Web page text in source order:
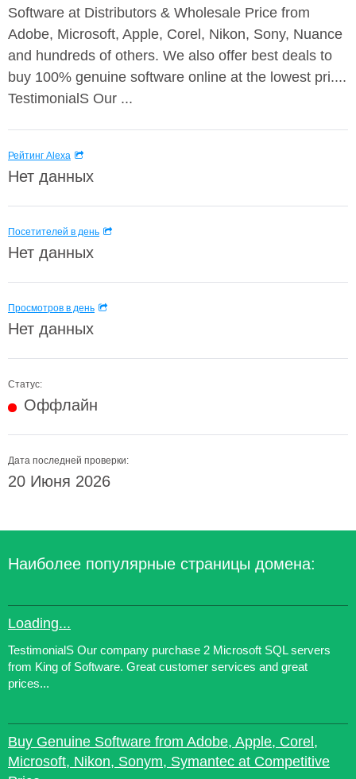
Software at Distributors & Wholesale Price from
Adobe, Microsoft, Apple, Corel, Nikon, Sony, Nuance
and hundreds of others. We also offer best deals to
buy 100% genuine software online at the lowest pri....
TestimonialS Our ...
Рейтинг Alexa
Нет данных
Посетителей в день
Нет данных
Просмотров в день
Нет данных
Статус:
Оффлайн
Дата последней проверки:
20 Июня 2026
Наиболее популярные страницы домена:
Loading...
TestimonialS Our company purchase 2 Microsoft SQL servers
from King of Software. Great customer services and great
prices...
Buy Genuine Software from Adobe, Apple, Corel,
Microsoft, Nikon, Sonym, Symantec at Competitive